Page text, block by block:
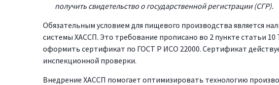
получить свидетельство о государственной регистрации (СГР).
Обязательным условием для пищевого производства является
системы ХАССП. Это требование прописано во 2 пункте статьи
оформить сертификат по ГОСТ Р ИСО 22000. Сертификат
инспекционной проверки.
Внедрение ХАССП помогает оптимизировать технологию